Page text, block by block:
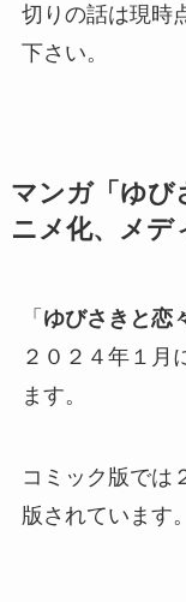
切りの話は現時
下さい。
マンガ「ゆび
ニメ化、メデ
「 ゆびさきと恋
２０２４年１月
ます。
コミック版では
版されています。